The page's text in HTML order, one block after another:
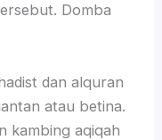
Domba
dan alquran
atau betina.
kambing aqiqah